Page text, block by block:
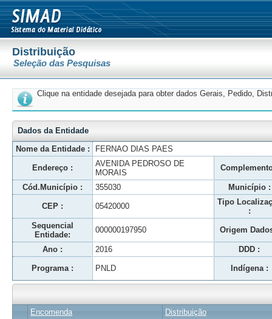
Distribuição
Seleção das Pesquisas
Clique na entidade desejada para obter dados Gerais, Pedido,
Dados da Entidade
Nome da Entidade :
FERNAO DIAS PAES
Endereço :
AVENIDA PEDROSO DE
MORAIS
Cód.Município : 355030 Município :
CEP : 05420000
Tipo
:
Sequencial
Entidade:
000000197950 Origem
Ano : 2016 DDD :
Programa : PNLD Indígena :
Encomenda Distribuição